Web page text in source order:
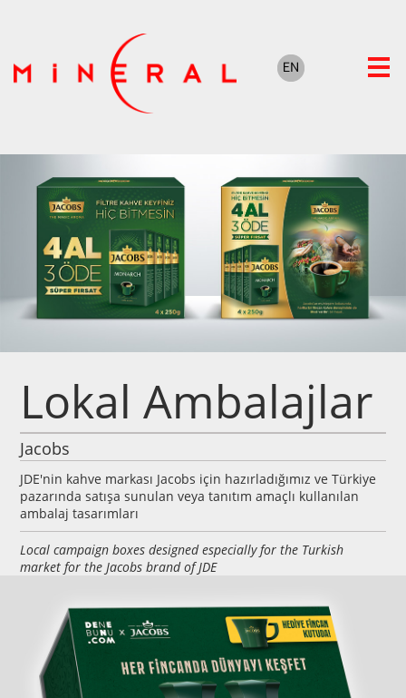
Lokal Ambalajlar
Jacobs
JDE'nin kahve markası Jacobs için hazırladığımız ve Türkiye
pazarında satışa sunulan veya tanıtım amaçlı kullanılan
ambalaj tasarımları
Local campaign boxes designed especially for the Turkish
market for the Jacobs brand of JDE